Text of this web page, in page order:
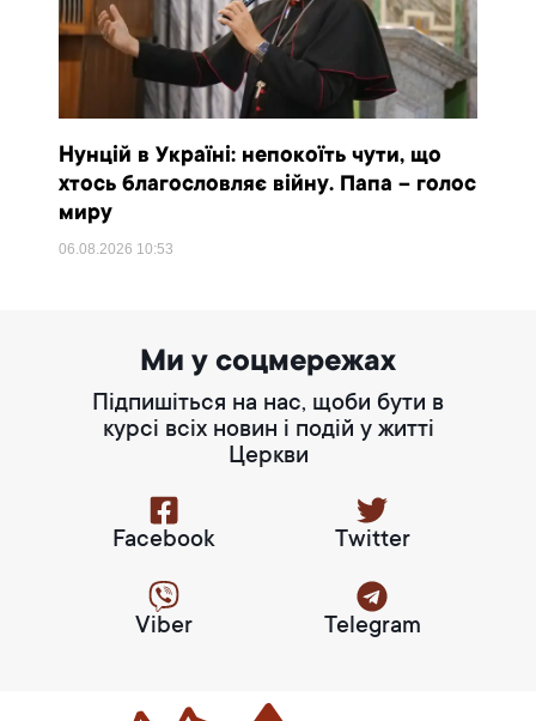
Нунцій в Україні: непокоїть чути, що
хтось благословляє війну. Папа – голос
миру
06.08.2026 10:53
Ми у соцмережах
Підпишіться на нас, щоби бути в
курсі всіх новин і подій у житті
Церкви
Facebook Twitter
Viber Telegram